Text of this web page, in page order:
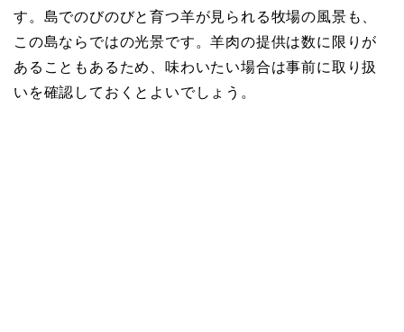
す。島でのびのびと育つ羊が見られる牧場の風景も、
この島ならではの光景です。羊肉の提供は数に限りが
あることもあるため、味わいたい場合は事前に取り扱
いを確認しておくとよいでしょう。